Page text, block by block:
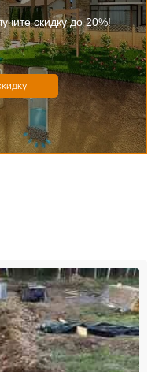
скидку до 20%!